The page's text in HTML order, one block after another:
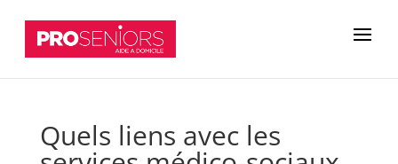
Quels liens avec les